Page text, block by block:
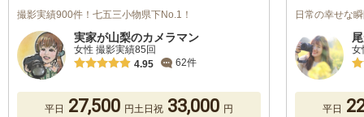
撮影実績900件！七五三小物県下No.1！
実家が山梨のカメラマン
女性 撮影実績85回
4.95
62件
平日 27,500 円土日祝 33,000 円
日常の幸せな
女
平日